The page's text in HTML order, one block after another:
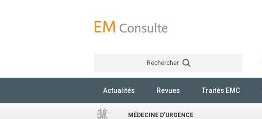
Rechercher
Actualités Revues Traités EMC
MÉDECINE D'URGENCE